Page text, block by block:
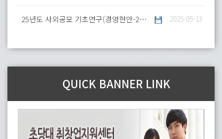
25년도 사외공모 기초연구(경영현안-25-1차) 신규과제 수행기관 모집 2025-05-13
QUICK BANNER LINK